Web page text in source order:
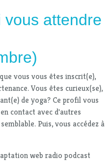
vous attendre
vous vous êtes inscrit(e),
Vous êtes curieux(se),
de yoga? Ce profil vous
contact avec d'autres
Puis, vous accédez à
web radio podcast